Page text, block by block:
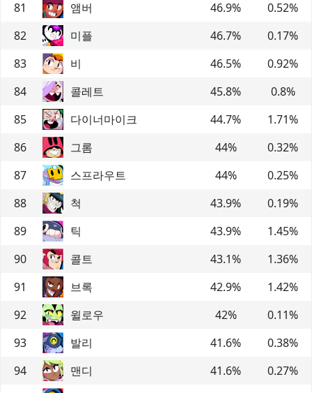
81
앰버 46.9% 0.52%
82
미플 46.7% 0.17%
83
비 46.5% 0.92%
84
콜레트 45.8% 0.8%
85
다이너마이크 44.7% 1.71%
86
그롬 44% 0.32%
87
스프라우트 44% 0.25%
88
척 43.9% 0.19%
89
틱 43.9% 1.45%
90
콜트 43.1% 1.36%
91
브록 42.9% 1.42%
92
윌로우 42% 0.11%
93
발리 41.6% 0.38%
94
맨디 41.6% 0.27%